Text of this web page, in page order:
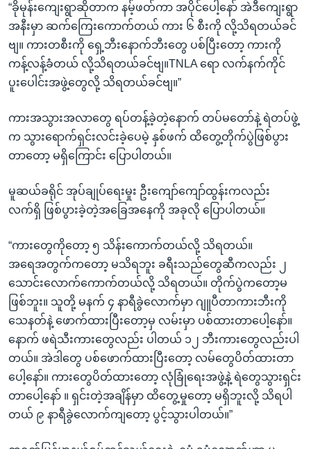
“ခိုမုန်းကျေးရွာဆိုတာက နမ့်ဖတ်ကာ အပိုင်ပေါ့နော် အဲဒီကျေးရွာ
အနီးမှာ ဆက်ကြေးကောက်တယ် ကား ၆ စီးကို လို့သိရတယ်ခင်
ဗျ။ ကားတစီးကို ရှေ့ဘီးနောက်ဘီးတွေ ပစ်ပြီးတော့ ကားကို
ကန့်လန့်ခံတယ် လို့သိရတယ်ခင်ဗျ။TNLA ရော လက်နက်ကိုင်
ပူးပေါင်းအဖွဲ့တွေလို့ သိရတယ်ခင်ဗျ။”
ကားအသွားအလာတွေ ရပ်တန့်ခဲ့တဲ့နောက် တပ်မတော်နဲ့ ရဲတပ်ဖွဲ့
က သွားရောက်ရှင်းလင်းခဲ့ပေမဲ့ နှစ်ဖက် ထိတွေ့တိုက်ပွဲဖြစ်ပွား
တာတော့ မရှိကြောင်း ပြောပါတယ်။
မူဆယ်ခရိုင် အုပ်ချုပ်ရေးမှုး ဦးကျော်ကျော်ထွန်းကလည်း
လက်ရှိ ဖြစ်ပွားခဲ့တဲ့အခြေအနေကို အခုလို ပြောပါတယ်။
“ကားတွေကိုတော့ ၅ သိန်းကောက်တယ်လို့ သိရတယ်။
အရေအတွက်ကတော့ မသိရဘူး ခရီးသည်တွေဆီကလည်း ၂
သောင်းလောက်ကောက်တယ်လို့ သိရတယ်။ တိုက်ပွဲကတော့မ
ဖြစ်ဘူး။ သူတို့ မနက် ၄ နာရီခွဲလောက်မှာ ဂျူပီတာကားဘီးကို
သေနတ်နဲ့ ဖောက်ထားပြီးတော့မှ လမ်းမှာ ပစ်ထားတာပေါ့နော်။
နောက် ဖရဲသီးကားတွေလည်း ပါတယ် ၁၂ ဘီးကားတွေလည်းပါ
တယ်။ အဲဒါတွေ ပစ်ဖောက်ထားပြီးတော့ လမ်တွေပိတ်ထားတာ
ပေါ့နော်။ ကားတွေပိတ်ထားတော့ လုံခြုံရေးအဖွဲ့နဲ့ ရဲတွေသွားရှင်း
တာပေါ့နော် ။ ရှင်းတဲ့အချိန်မှာ ထိတွေ့မှုတော့ မရှိဘူးလို့ သိရပါ
တယ် ၉ နာရီခွဲလောက်ကျတော့ ပွင့်သွားပါတယ်။”